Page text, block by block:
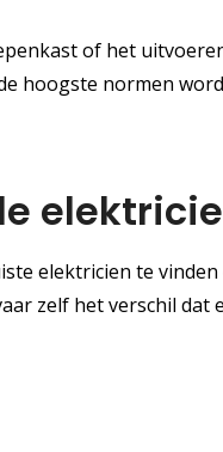
of het
hoogste normen
elektricien te
zelf het verschil dat